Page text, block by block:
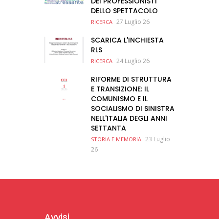
DELLO SPETTACOLO
RICERCA 27 Luglio 26
SCARICA L'INCHIESTA
RLS
RICERCA 24 Luglio 26
RIFORME DI STRUTTURA
E TRANSIZIONE: IL
COMUNISMO E IL
SOCIALISMO DI SINISTRA
NELL'ITALIA DEGLI ANNI
SETTANTA
STORIA E MEMORIA 23 Luglio
26